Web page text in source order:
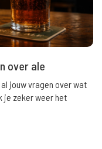
over ale
jouw vragen over wat
je zeker weer het